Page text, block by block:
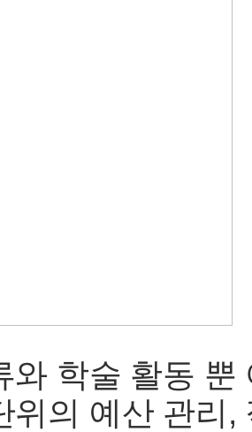
와 학술 활동 뿐
위의 예산 관리